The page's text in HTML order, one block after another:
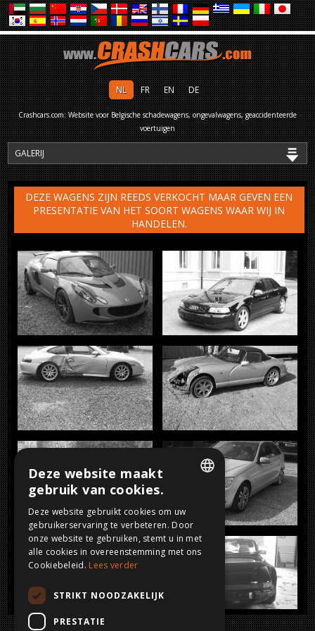
NL FR EN DE
Crashcars.com: Website voor Belgische schadewagens, ongevalwagens, geaccidenteerde
voertuigen
DEZE WAGENS ZIJN REEDS VERKOCHT MAAR GEVEN EEN
PRESENTATIE VAN HET SOORT WAGENS WAAR WIJ IN
HANDELEN.
FRENCH
ENGLISH
Deze website maakt
gebruik van cookies.
Deze website gebruikt cookies om uw
gebruikerservaring te verbeteren. Door
onze website te gebruiken, stemt u in met
alle cookies in overeenstemming met ons
Cookiebeleid. Lees verder
STRIKT NOODZAKELIJK
PRESTATIE